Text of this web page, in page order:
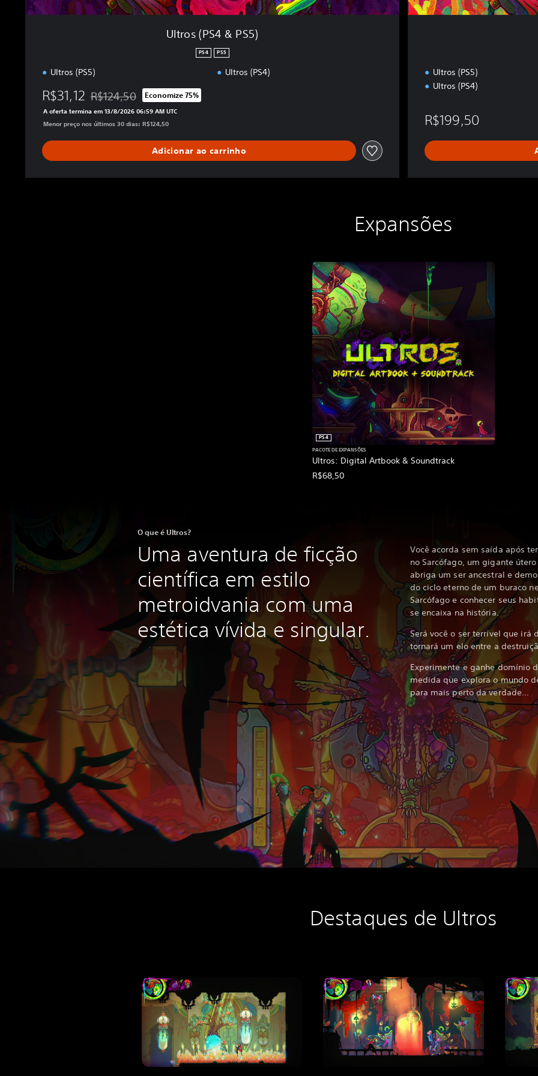
Ultros (PS4 & PS5)
PS4 PS5
Ultros (PS5) Ultros (PS4)
R$31,12 Desconto aplicado no preço original de R$124,50
R$124,50 Economize 75%
A oferta termina em 13/8/2026 06:59 AM UTC
Menor preço nos últimos 30 dias: R$124,50
Adicionar ao carrinho
Ultros (PS5)
Ultros (PS4)
R$199,50
Expansões
Ultros: Digital Artbook & Soundtrack
PS4
PACOTE DE EXPANSÕES
R$68,50
O que é Ultros?
Uma aventura de ficção
científica em estilo
metroidvania com uma
estética vívida e singular.
Você acorda sem saída após
no Sarcófago, um gigante
abriga um ser ancestral e
do ciclo eterno de um buraco
Sarcófago e conhecer seus
se encaixa na história.
Será você o ser terrível que irá
tornará um elo entre a
Experimente e ganhe domínio
medida que explora o mundo
para mais perto da verdade...
Destaques de Ultros